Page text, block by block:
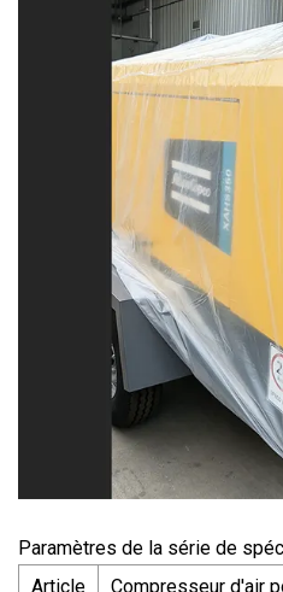
Paramètres de la série de
Article
Compresseur d'air